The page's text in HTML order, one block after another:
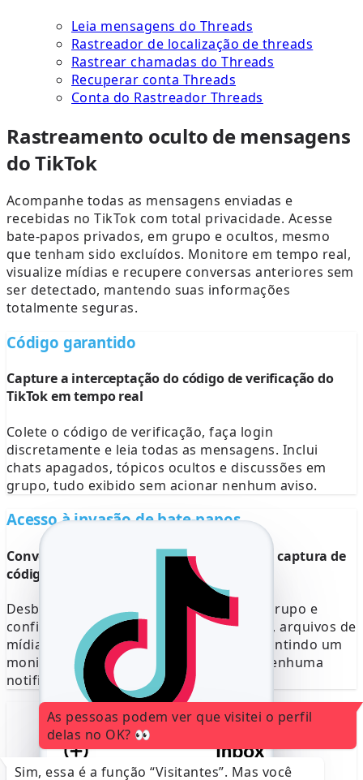
Leia mensagens do Threads
Rastreador de localização de threads
Rastrear chamadas do Threads
Recuperar conta Threads
Conta do Rastreador Threads
Rastreamento oculto de mensagens
do TikTok
Acompanhe todas as mensagens enviadas e
recebidas no TikTok com total privacidade. Acesse
bate-papos privados, em grupo e ocultos, mesmo
que tenham sido excluídos. Monitore em tempo real,
visualize mídias e recupere conversas anteriores sem
ser detectado, mantendo suas informações
totalmente seguras.
Código garantido
Capture a interceptação do código de verificação do
TikTok em tempo real
Colete o código de verificação, faça login
discretamente e leia todas as mensagens. Inclui
chats apagados, tópicos ocultos e discussões em
grupo, tudo exibido sem acionar nenhum aviso.
+351 912 345 678
Acesso à invasão de bate-papos
Conversas completas do TikTok através da captura de
código
Desbloqueie salas de chat privadas, em grupo e
confidenciais. Veja mensagens apagadas, arquivos de
mídia e notas de voz discretamente, garantindo um
monitoramento completo sem acionar nenhuma
notificação de segurança.
As pessoas podem ver que visitei o perfil
delas no OK? 👀
Sim, essa é a função “Visitantes”. Mas você